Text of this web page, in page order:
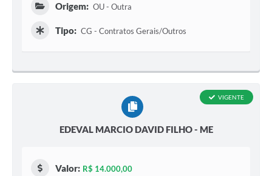
Projetos
Contas Públicas
Legislação
A Prefeitura
Origem: OU - Outra
Tipo: CG - Contratos Gerais/Outros
EDEVAL MARCIO DAVID FILHO - ME
VIGENTE
Valor: R$ 14.000,00